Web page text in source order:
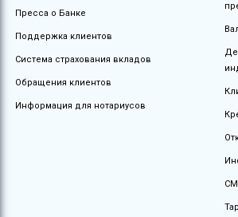
Пресса о Банке
Поддержка клиентов
Система страхования вкладов
Обращения клиентов
Информация для нотариусов